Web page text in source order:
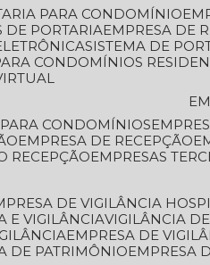
PARA CONDOMÍNIO
DE PORTARIA
EMPRESA DE
SISTEMA DE
CONDOMÍNIOS
PARA CONDOMÍNIOS
EMPRESA DE RECEPÇÃO
RECEPÇÃO
EMPRESAS
DE VIGILÂNCIA
E VIGILÂNCIA VIGILÂNCIA
EMPRESA DE
DE PATRIMÔNIO